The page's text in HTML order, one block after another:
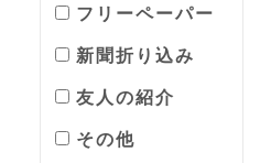
フリーペーパー
新聞折り込み
友人の紹介
その他